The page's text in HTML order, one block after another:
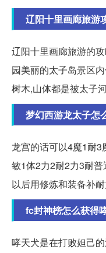
辽阳十里画廊旅游
辽阳十里画廊旅游的
园美丽的太子岛景区
树木,山体都是被太子
梦幻西游龙太子怎
龙宫的话可以4魔1耐3
敏1体2力2耐2力3耐
以后用修炼和装备补
fc封神榜怎么获得
哮天犬是在打败妲己